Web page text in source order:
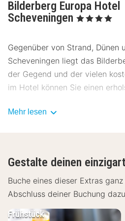
Bilderberg Europa Hotel
Scheveningen , 4 Sterne
Gegenüber von Strand, Dünen
Scheveningen liegt das
der Gegend und der vielen
im Hotel können Sie einen
Die 174 modernen Zimmer im
Balkon ausgestattet. Gegen
Zimmer mit Meerblick buchen.
selbst war die Inspiration für
Mehr lesen
Gestalte deinen
Buche eines dieser Extras
Abschluss deiner Buchung
Frühstück